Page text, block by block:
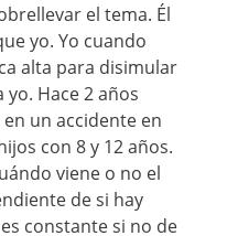
el tema. Él
yo. Yo cuando
alta para disimular
Hace 2 años
un accidente en
con 8 y 12 años.
viene o no el
de si hay
constante si no de